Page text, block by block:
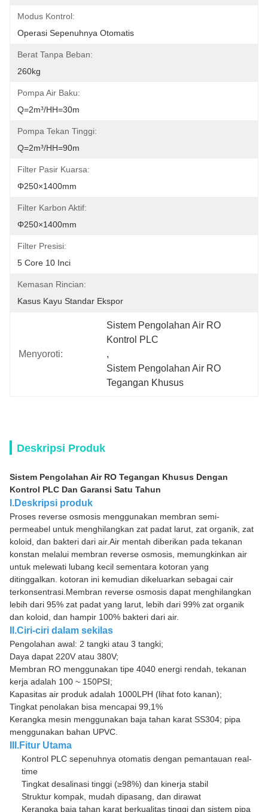
Modus Kontrol:
Operasi Sepenuhnya Otomatis
Berat Tanpa Beban:
260kg
Pompa Air Baku:
Q=2m³/HH=30m
Pompa Tekan Tinggi:
Q=2m³/HH=90m
Filter Pasir Kuarsa:
Φ250×1400mm
Filter Karbon Aktif:
Φ250×1400mm
Filter Presisi:
5 Core 10 Inci
Kemasan Rincian:
Kasus Kayu Standar Ekspor
Menyoroti:
Sistem Pengolahan Air RO
Kontrol PLC
,
Sistem Pengolahan Air RO
Tegangan Khusus
Deskripsi Produk
Sistem Pengolahan Air RO Tegangan Khusus Dengan
Kontrol PLC Dan Garansi Satu Tahun
I.Deskripsi produk
Proses reverse osmosis menggunakan membran semi-
permeabel untuk menghilangkan zat padat larut, zat organik, zat
koloid, dan bakteri dari air.Air mentah diberikan pada tekanan
konstan melalui membran reverse osmosis, memungkinkan air
untuk melewati lubang kecil sementara kotoran yang
ditinggalkan. kotoran ini kemudian dikeluarkan sebagai cair
terkonsentrasi.Membran reverse osmosis dapat menghilangkan
lebih dari 95% zat padat yang larut, lebih dari 99% zat organik
dan koloid, dan hampir 100% bakteri dari air.
II.Ciri-ciri dalam sekilas
Pengolahan awal: 2 tangki atau 3 tangki;
Daya dapat 220V atau 380V;
Membran RO menggunakan tipe 4040 energi rendah, tekanan
kerja adalah 100 ~ 150PSI;
Kapasitas air produk adalah 1000LPH (lihat foto kanan);
Tingkat penolakan bisa mencapai 99,1%
Kerangka mesin menggunakan baja tahan karat SS304; pipa
menggunakan bahan UPVC.
III.Fitur Utama
Kontrol PLC sepenuhnya otomatis dengan pemantauan real-
time
Tingkat desalinasi tinggi (≥98%) dan kinerja stabil
Struktur kompak, mudah dipasang, dan dirawat
Kerangka baja tahan karat berkualitas tinggi dan sistem pipa